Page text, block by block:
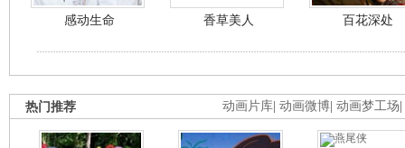
感动生命 香草美人 百花深处
动画片库 动画微博 动画梦工场
热门推荐